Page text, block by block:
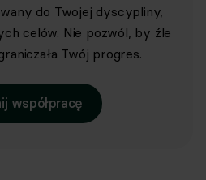
do Twojej dyscypliny,
celów. Nie pozwól, by źle
Twój progres.
współpracę